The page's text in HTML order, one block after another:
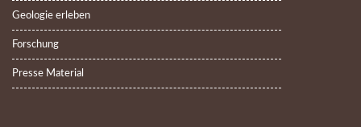
Geologie erleben
Forschung
Presse Material